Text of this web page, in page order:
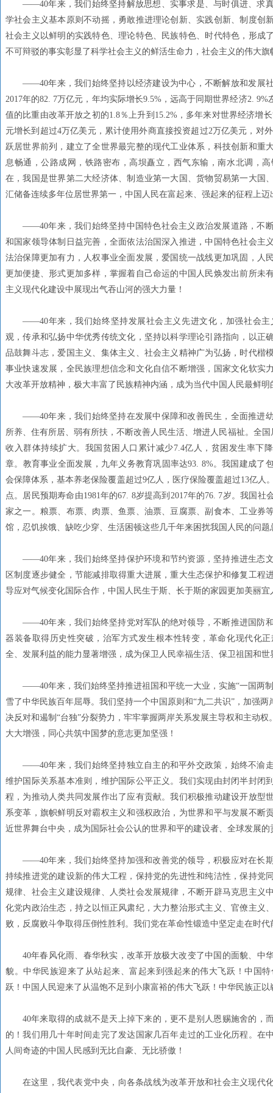
——40年来，我们始终坚持解放思想、实事求是、与时俱进、求
学社会主义基本原则不动摇，勇敢推进理论创新、实践创新、制度创
社会主义以鲜明的实践特色、理论特色、民族特色、时代特色，形成
不可辩驳的事实彰显了科学社会主义的鲜活生命力，社会主义的伟大
——40年来，我们始终坚持以经济建设为中心，不断解放和发展
2017年的82. 7万亿元，年均实际增长9.5%，远高于同期世界经济2.
值的比重由改革开放之初的1.8％上升到15.2%，多年来对世界经济增
元增长到超过4万亿美元，累计使用外商直接投资超过2万亿美元，对
跃居世界前列，建立了全世界最完整的现代工业体系，科技创新和重
息畅通，公路成网，铁路密布，高坝矗立，西气东输，南水北调，
在，我国是世界第二大经济体、制造业第一大国、货物贸易第一大国
汇储备连续多年位居世界第一，中国人民在富起来、强起来的征程上
——40年来，我们始终坚持中国特色社会主义政治发展道路，不
和国家领导体制日益完善，全面依法治国深入推进，中国特色社会主
法治保障更加有力，人权事业全面发展，爱国统一战线更加巩固，人
更加便捷、形式更加多样，掌握着自己命运的中国人民焕发出前所未
主义现代化建设中展现出气吞山河的强大力量！
——40年来，我们始终坚持发展社会主义先进文化，加强社会
观，传承和弘扬中华优秀传统文化，坚持以科学理论引路指向，以正
品鼓舞斗志，爱国主义、集体主义、社会主义精神广为弘扬，时代楷
事业快速发展，全民族理想信念和文化自信不断增强，国家文化软实
大改革开放精神，极大丰富了民族精神内涵，成为当代中国人民最鲜明
——40年来，我们始终坚持在发展中保障和改善民生，全面推进
所养、住有所居、弱有所扶，不断改善人民生活、增进人民福祉。全
收入群体持续扩大。我国贫困人口累计减少7.4亿人，贫困发生率下
章。教育事业全面发展，九年义务教育巩固率达93. 8%。我国建成了
会保障体系，基本养老保险覆盖超过9亿人，医疗保险覆盖超过13亿人
点。居民预期寿命由1981年的67. 8岁提高到2017年的76. 7岁。我国
家之一。粮票、布票、肉票、鱼票、油票、豆腐票、副食本、工业券
馆，忍饥挨饿、缺吃少穿、生活困顿这些几千年来困扰我国人民的问
——40年来，我们始终坚持保护环境和节约资源，坚持推进生态
区制度逐步健全，节能减排取得重大进展，重大生态保护和修复工程
导应对气候变化国际合作，中国人民生于斯、长于斯的家园更加美丽宜
——40年来，我们始终坚持党对军队的绝对领导，不断推进国防
器装备取得历史性突破，治军方式发生根本性转变，革命化现代化
全、发展利益的能力显著增强，成为保卫人民幸福生活、保卫祖国和
——40年来，我们始终坚持推进祖国和平统一大业，实施“一国两
雪了中华民族百年屈辱。我们坚持一个中国原则和“九二共识”，加强
决反对和遏制“台独”分裂势力，牢牢掌握两岸关系发展主导权和主动
大大增强，同心共筑中国梦的意志更加坚强！
——40年来，我们始终坚持独立自主的和平外交政策，始终不渝
维护国际关系基本准则，维护国际公平正义。我们实现由封闭半封闭
程，为推动人类共同发展作出了应有贡献。我们积极推动建设开放型
系变革，旗帜鲜明反对霸权主义和强权政治，为世界和平与发展不断
近世界舞台中央，成为国际社会公认的世界和平的建设者、全球发展
——40年来，我们始终坚持加强和改善党的领导，积极应对在长
持续推进党的建设新的伟大工程，保持党的先进性和纯洁性，保持党
规律、社会主义建设规律、人类社会发展规律，不断开辟马克思主义
化党内政治生态，持之以恒正风肃纪，大力整治形式主义、官僚主义
败，反腐败斗争取得压倒性胜利。我们党在革命性锻造中坚定走在时
40年春风化雨、春华秋实，改革开放极大改变了中国的面貌、中
貌。中华民族迎来了从站起来、富起来到强起来的伟大飞跃！中国
跃！中国人民迎来了从温饱不足到小康富裕的伟大飞跃！中华民族正
40年来取得的成就不是天上掉下来的，更不是别人恩赐施舍的，
的！我们用几十年时间走完了发达国家几百年走过的工业化历程。在
人间奇迹的中国人民感到无比自豪、无比骄傲！
在这里，我代表党中央，向各条战线为改革开放和社会主义现代